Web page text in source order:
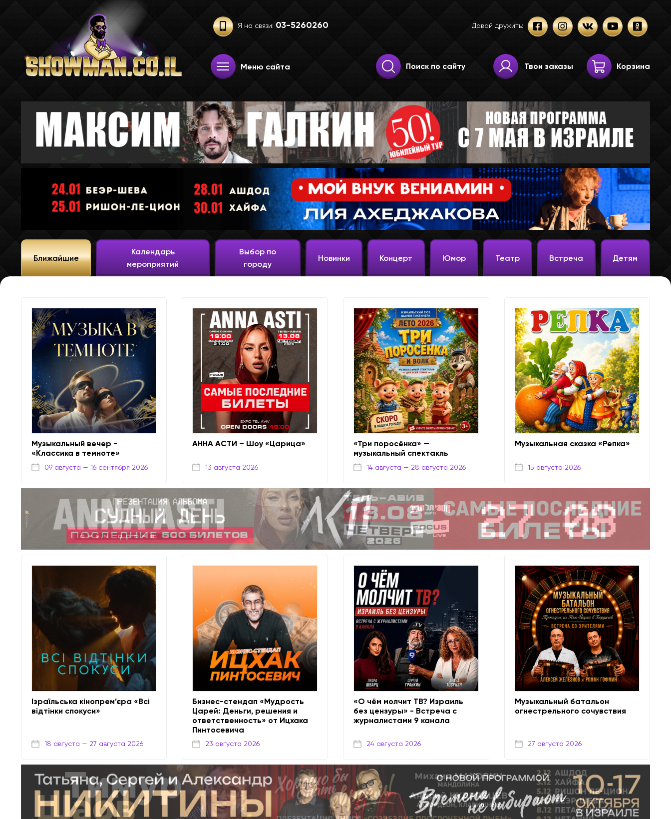
Я на связи: 03-52­60­260 Давай дружить:
Меню сайта
Искать:
Поиск
Твои заказы Корзина
Ближайшие
Календарь
мероприятий
Выбор по
городу
Новинки Концерт Юмор Театр Встреча Детям
Музыкальный вечер -
«Классика в темноте»
09 августа — 16 сентября 2026
АННА АСТИ – Шоу «Царица»
13 августа 2026
«Три поросёнка» —
музыкальный спектакль
14 августа — 28 августа 2026
Музыкальная сказка «Репка»
15 августа 2026
Ізраїльська кінопрем’єра «Всі
відтінки спокуси»
18 августа — 27 августа 2026
Бизнес-стендап «Мудрость
Царей: Деньги, решения и
ответственность» от Ицхака
Пинтосевича
23 августа 2026
«О чём молчит ТВ? Израиль
без цензуры» - Встреча с
журналистами 9 канала
24 августа 2026
Музыкальный батальон
огнестрельного сочувствия
27 августа 2026